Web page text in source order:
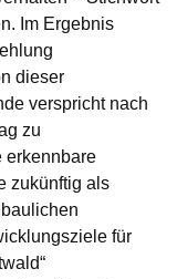
Im Ergebnis
dieser
verspricht nach
zu
erkennbare
zukünftig als
für